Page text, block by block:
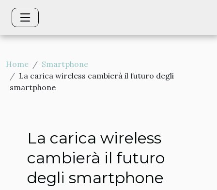
Home
Smartphone
La carica wireless cambierà il futuro degli
smartphone
La carica wireless
cambierà il futuro
degli smartphone